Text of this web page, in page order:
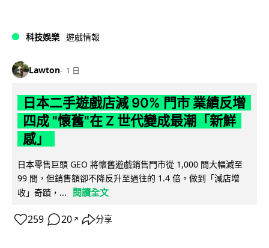
科技娛樂 遊戲情報
Lawton 1 日
日本二手遊戲店減 90% 門市 業績反增
四成 "懷舊"在 Z 世代變成最潮「新鮮
感」
日本零售巨頭 GEO 將懷舊遊戲銷售門市從 1,000 間大幅減至
99 間，但銷售額卻不降反升至過往的 1.4 倍。做到「減店增
收」奇蹟，...
閱讀全文
259 20 ↗ 分享